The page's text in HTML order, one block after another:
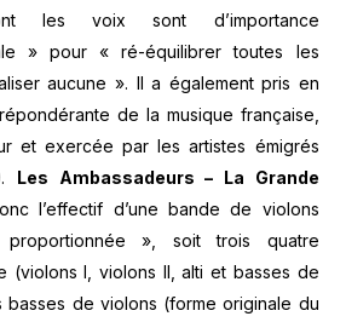
les voix sont d’importance
» pour « ré-équilibrer toutes les
aucune ». Il a également pris en
de la musique française,
et exercée par les artistes émigrés
Les Ambassadeurs – La Grande
l’effectif d’une bande de violons
», soit trois quatre
(violons I, violons II, alti et basses de
basses de violons (forme originale du